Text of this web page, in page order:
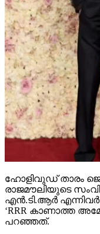
ഹോളിവുഡ്
എന്‍.ടി.ആര്‍ എന്നിവര്‍
‘RRR കാണാത്ത
പറഞ്ഞത്.
തന്റെ പുതിയ